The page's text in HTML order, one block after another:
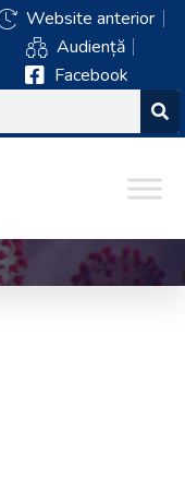
Website anterior
Audiență
Facebook